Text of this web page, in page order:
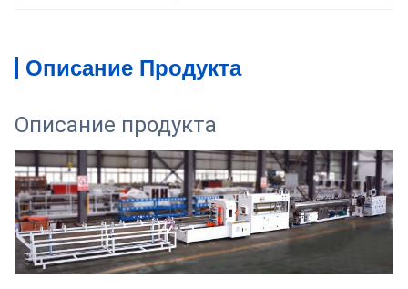
Описание Продукта
Описание продукта